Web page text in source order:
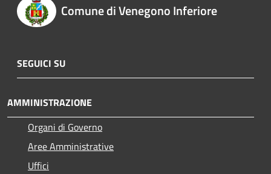
Comune di Venegono Inferiore
SEGUICI SU
AMMINISTRAZIONE
Organi di Governo
Aree Amministrative
Uffici